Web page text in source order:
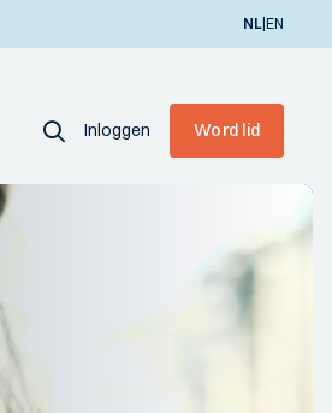
NL|EN
Inloggen Word lid